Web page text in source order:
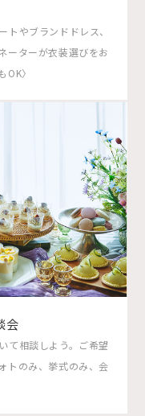
トやブランドドレス、
ーターが衣装選びをお
〉
会
て相談しよう。ご希望
トのみ、挙式のみ、会